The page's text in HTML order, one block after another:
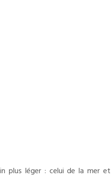
plus léger : celui de la mer et